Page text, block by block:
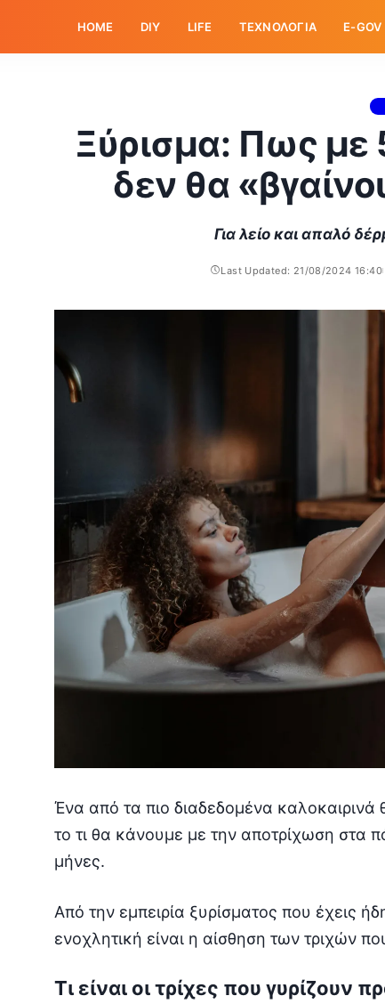
HOME DIY LIFE ΤΕΧΝΟΛΟΓΙΑ E-GOV
Ξύρισμα: Πως με
δεν θα
Για λείο και απαλό
Last Updated: 21/08/2024 16:40
Ένα από τα πιο διαδεδομένα
το τι θα κάνουμε με την αποτρίχωση στα
μήνες.
Από την εμπειρία ξυρίσματος που έχεις
ενοχλητική είναι η αίσθηση των τριχών
Τι είναι οι τρίχες που γυρίζουν